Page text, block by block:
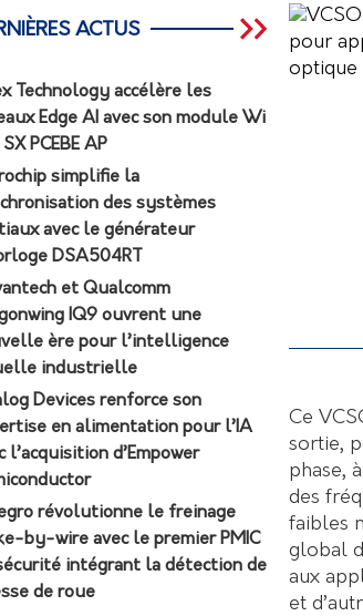
Ce
sortie,
phase,
des
faibles
global
aux
et
ACTUS
Technology accélère les
Edge AI avec son module Wi
PCEBE AP
simplifie la
des systèmes
avec le générateur
DSA504RT
et Qualcomm
IQ9 ouvrent une
ère pour l’intelligence
industrielle
Devices renforce son
en alimentation pour l’IA
l’acquisition d’Empower
révolutionne le freinage
by-wire avec le premier PMIC
intégrant la détection de
de roue